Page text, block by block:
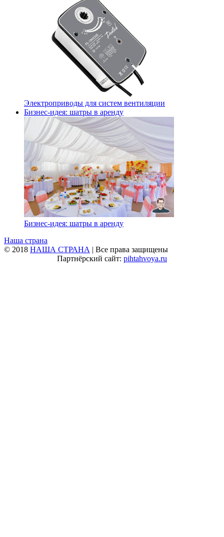
Электроприводы для систем вентиляции
Бизнес-идея: шатры в аренду
Бизнес-идея: шатры в аренду
Наша страна
© 2018 НАША СТРАНА | Все права защищены
Партнёрский сайт: pihtahvoya.ru